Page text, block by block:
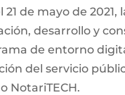
de mayo de 2021,
desarrollo y
de entorno
del servicio
NotariTECH.